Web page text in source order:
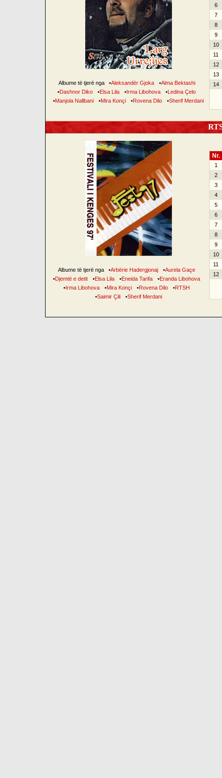
Albume të tjerë nga •Aleksandër Gjoka •Alma Bektashi
•Dashnor Diko •Elsa Lila •Irma Libohova •Ledina Çelo
•Manjola Nallbani •Mira Konçi •Rovena Dilo •Sherif Merdani
6
7
8
9
10
11
12
13
14
Albume të tjerë nga •Arbërie Hadergjonaj •Aurela Gaçe
•Djemtë e detit •Elsa Lila •Eneida Tarifa •Eranda Libohova
•Irma Libohova •Mira Konçi •Rovena Dilo •RTSH
•Saimir Çili •Sherif Merdani
Nr.
1
2
3
4
5
6
7
8
9
10
11
12